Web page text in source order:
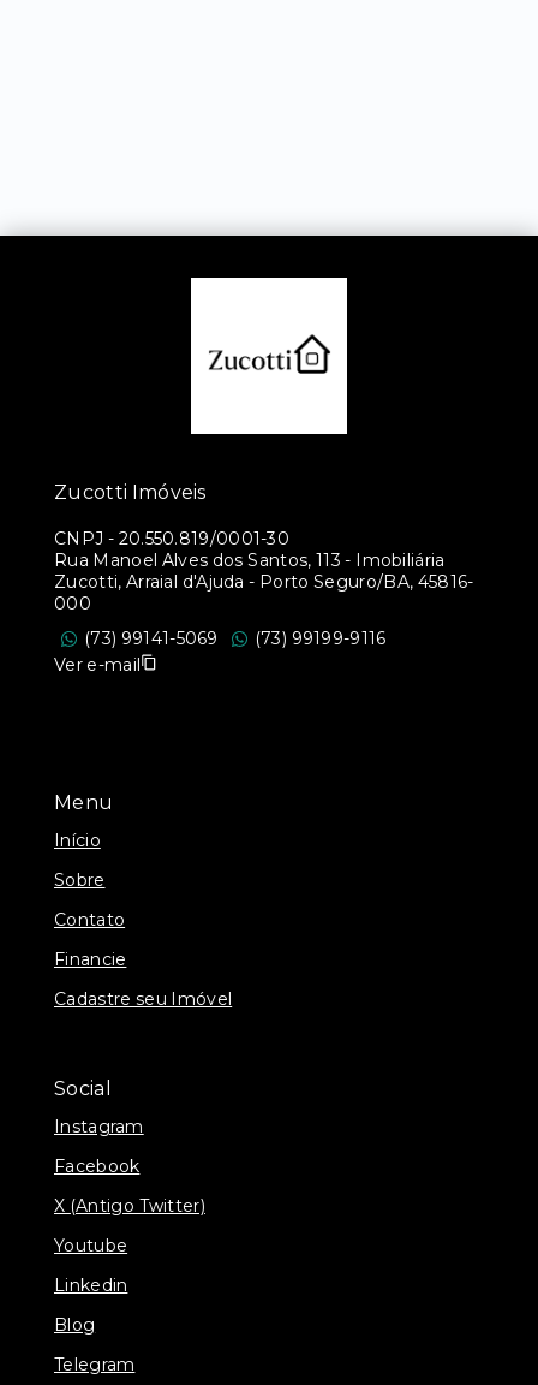
Menu
Início
Sobre
Contato
Financie
Cadastre seu Imóvel
Social
Instagram
Facebook
X (Antigo Twitter)
Youtube
Linkedin
Blog
Telegram
Zucotti Imóveis
CNPJ - 20.550.819/0001-30
Rua Manoel Alves dos Santos, 113 - Imobiliária
Zucotti, Arraial d'Ajuda - Porto Seguro/BA, 45816-
000
(73) 99141-5069
(73) 99199-9116
Ver e-mail